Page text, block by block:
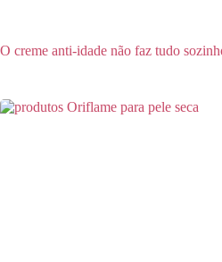
O creme anti-idade não faz tudo